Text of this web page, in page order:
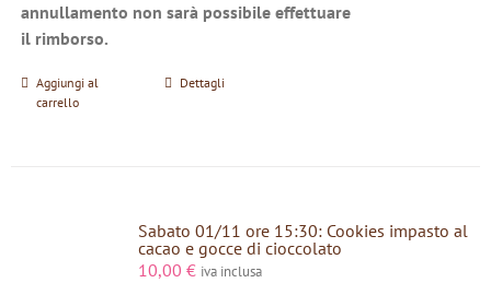
annullamento non sarà possibile effettuare
il rimborso.
Aggiungi al
carrello
Dettagli
Sabato 01/11 ore 15:30: Cookies impasto al
cacao e gocce di cioccolato
10,00 € iva inclusa